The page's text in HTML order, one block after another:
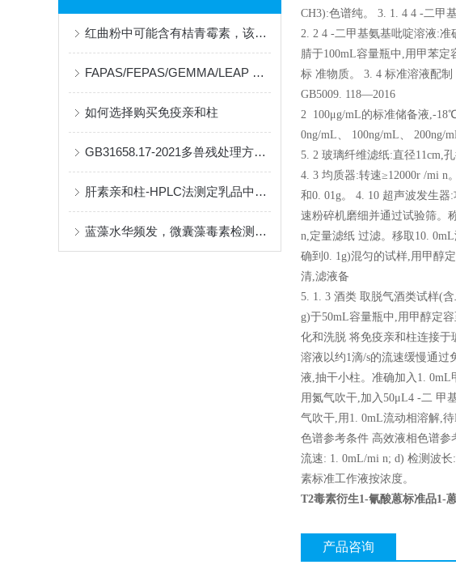
红曲粉中可能含有桔青霉素，该如何检测？
FAPAS/FEPAS/GEMMA/LEAP 实验室水平测试服务
如何选择购买免疫亲和柱
GB31658.17-2021多兽残处理方案可供参考
肝素亲和柱-HPLC法测定乳品中的乳铁蛋白
蓝藻水华频发，微囊藻毒素检测刻不容缓
CH3):色谱纯。 3. 1. 4 4 -二甲
2. 2 4 -二甲基氨基吡啶溶液:准
腈于100mL容量瓶中,用甲苯定
标 准物质。 3. 4 标准溶液配
GB5009. 118—2016
2 100μg/mL的标准储备液,-
0ng/mL、 100ng/mL、 200ng/
5. 2 玻璃纤维滤纸:直径11cm,
4. 3 均质器:转速≥12000r /mi n
和0. 01g。 4. 10 超声波发生
速粉碎机磨细并通过试验筛。
n,定量滤纸 过滤。移取10.
确到0. 1g)混匀的试样,用甲醇
清,滤液备
5. 1. 3 酒类 取脱气酒类试样(
g)于50mL容量瓶中,用甲醇定
化和洗脱 将免疫亲和柱连接于
溶液以约1滴/s的流速缓慢通过
液,抽干小柱。准确加入1.
用氮气吹干,加入50μL4 -二 甲
气吹干,用1. 0mL流动相溶解,
色谱参考条件 高效液相色谱参
流速: 1. 0mL/mi n; d) 检测波
素标准工作液按浓度。
T2毒素衍生1-氰酸蒽标准品1-
产品咨询